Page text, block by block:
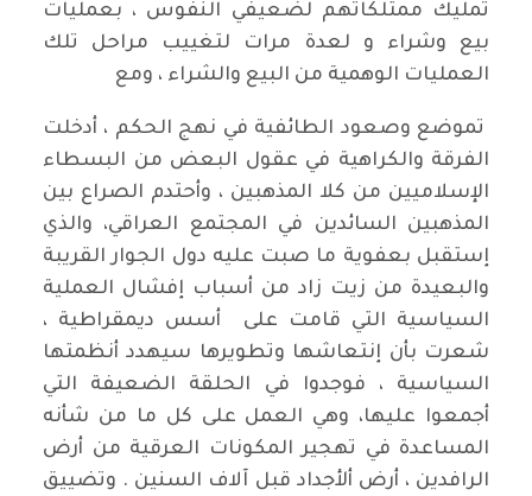
تمليك ممتلكاتهم لضعيفي النفوس ، بعمليات
بيع وشراء و لعدة مرات لتغييب مراحل تلك
العمليات الوهمية من البيع والشراء ، ومع
تموضع وصعود الطائفية في نهج الحكم ، أدخلت
الفرقة والكراهية في عقول البعض من البسطاء
الإسلاميين من كلا المذهبين ، وأحتدم الصراع بين
المذهبين السائدين في المجتمع العراقي، والذي
إستقبل بعفوية ما صبت عليه دول الجوار القريبة
والبعيدة من زيت زاد من أسباب إفشال العملية
السياسية التي قامت على أسس ديمقراطية ،
شعرت بأن إنتعاشها وتطويرها سيهدد أنظمتها
السياسية ، فوجدوا في الحلقة الضعيفة التي
أجمعوا عليها، وهي العمل على كل ما من شأنه
المساعدة في تهجير المكونات العرقية من أرض
الرافدين ، أرض ألأجداد قبل آلاف السنين . وتضييق